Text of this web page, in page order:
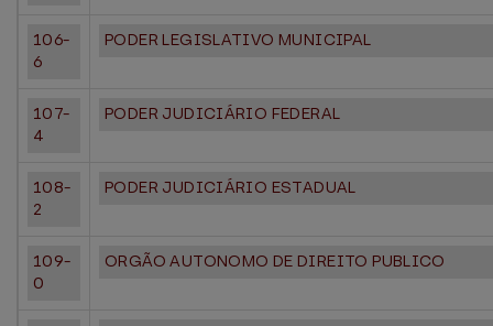
106-
6
PODER LEGISLATIVO MUNICIPAL
107-
4
PODER JUDICIÁRIO FEDERAL
108-
2
PODER JUDICIÁRIO ESTADUAL
109-
0
ORGÃO AUTONOMO DE DIREITO PUBLICO